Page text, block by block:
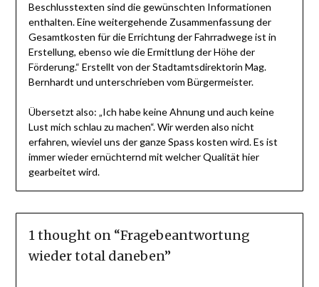
Beschlusstexten sind die gewünschten Informationen
enthalten. Eine weitergehende Zusammenfassung der
Gesamtkosten für die Errichtung der Fahrradwege ist in
Erstellung, ebenso wie die Ermittlung der Höhe der
Förderung.“ Erstellt von der Stadtamtsdirektorin Mag.
Bernhardt und unterschrieben vom Bürgermeister.
Übersetzt also: „Ich habe keine Ahnung und auch keine
Lust mich schlau zu machen“. Wir werden also nicht
erfahren, wieviel uns der ganze Spass kosten wird. Es ist
immer wieder ernüchternd mit welcher Qualität hier
gearbeitet wird.
1 thought on “Fragebeantwortung
wieder total daneben”